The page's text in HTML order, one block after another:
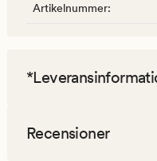
Artikelnummer:
Recensioner